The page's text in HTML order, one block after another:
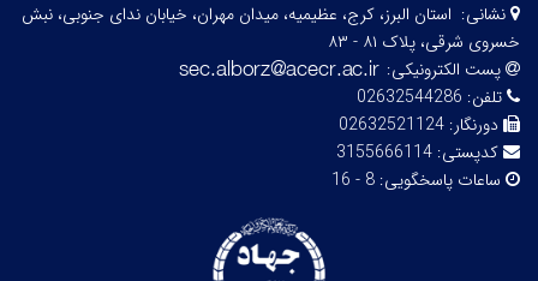
نشانی: استان البرز، کرج، عظیمیه، میدان مهران، خیابان ندای جنوبی، نبش
خسروی شرقی، پلاک ۸۱ - ۸۳
پست الکترونیکی:
تلفن: 02632544286
دورنگار: 02632521124
کدپستی: 3155666114
ساعات پاسخگویی: 8 - 16